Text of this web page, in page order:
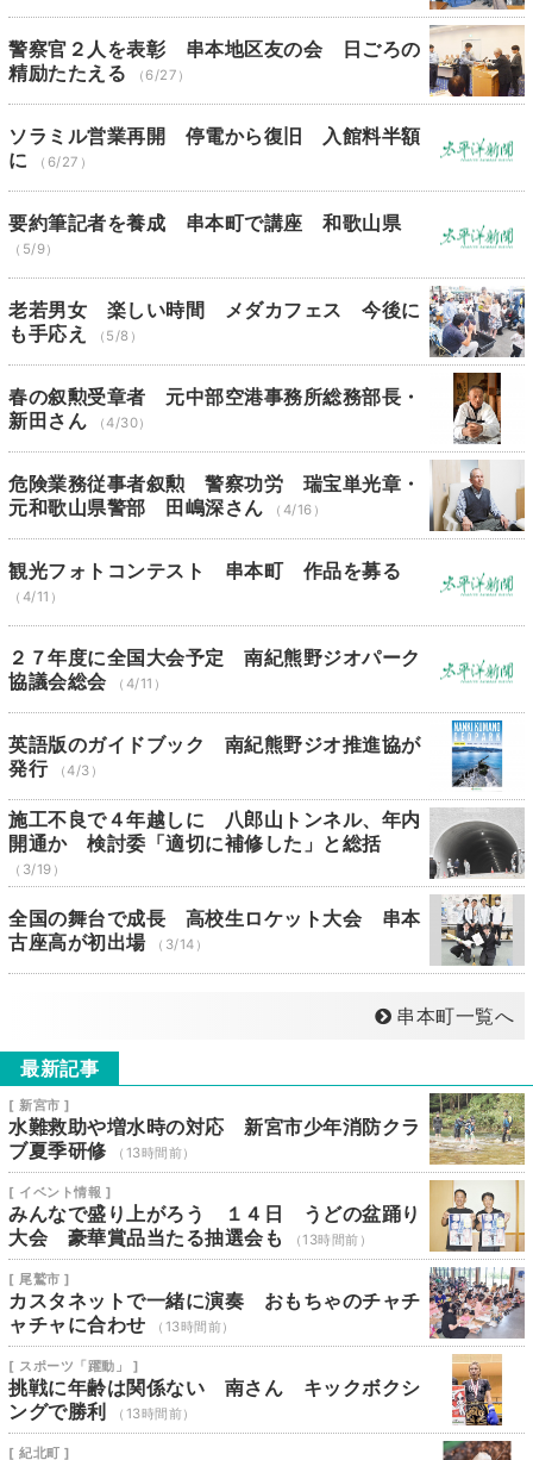
警察官２人を表彰 串本地区友の会 日ごろの
精励たたえる
（6/27）
ソラミル営業再開 停電から復旧 入館料半額
に
（6/27）
要約筆記者を養成 串本町で講座 和歌山県
（5/9）
老若男女 楽しい時間 メダカフェス 今後に
も手応え
（5/8）
春の叙勲受章者 元中部空港事務所総務部長・
新田さん
（4/30）
危険業務従事者叙勲 警察功労 瑞宝単光章・
元和歌山県警部 田嶋深さん
（4/16）
観光フォトコンテスト 串本町 作品を募る
（4/11）
２７年度に全国大会予定 南紀熊野ジオパーク
協議会総会
（4/11）
英語版のガイドブック 南紀熊野ジオ推進協が
発行
（4/3）
施工不良で４年越しに 八郎山トンネル、年内
開通か 検討委「適切に補修した」と総括
（3/19）
全国の舞台で成長 高校生ロケット大会 串本
古座高が初出場
（3/14）
串本町一覧へ
最新記事
[ 新宮市 ]
水難救助や増水時の対応 新宮市少年消防クラ
ブ夏季研修
（13時間前）
[ イベント情報 ]
みんなで盛り上がろう １４日 うどの盆踊り
大会 豪華賞品当たる抽選会も
（13時間前）
[ 尾鷲市 ]
カスタネットで一緒に演奏 おもちゃのチャチ
ャチャに合わせ
（13時間前）
[ スポーツ「躍動」 ]
挑戦に年齢は関係ない 南さん キックボクシ
ングで勝利
（13時間前）
[ 紀北町 ]